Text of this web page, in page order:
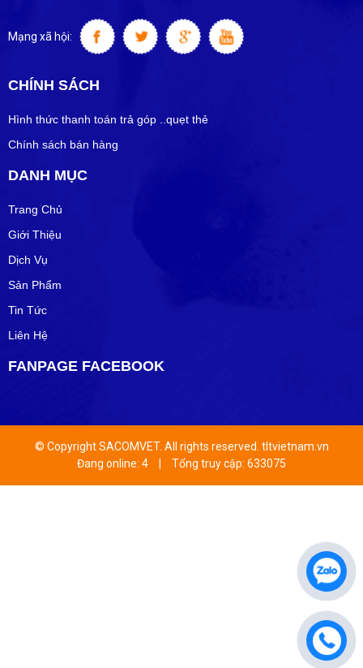
Mạng xã hội:
CHÍNH SÁCH
Hình thức thanh toán trả góp ..quẹt thẻ
Chính sách bán hàng
DANH MỤC
Trang Chủ
Giới Thiệu
Dịch Vụ
Sản Phẩm
Tin Tức
Liên Hệ
FANPAGE FACEBOOK
© Copyright SACOMVET. All rights reserved. tltvietnam.vn
Đang online: 4
Tổng truy cập: 633075